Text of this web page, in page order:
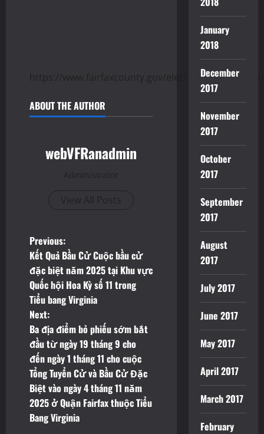
https://www.fairfaxcounty.gov/elections/sites/
ABOUT THE AUTHOR
webVFRanadmin
Administrator
View All Posts
P
o
s
t
n
a
v
i
Previous:
Kết Quả Bầu Cử Cuộc bầu cử
đặc biệt năm 2025 tại Khu vực
Quốc hội Hoa Kỳ số 11 trong
Tiểu bang Virginia
Next:
Ba địa điểm bỏ phiếu sớm bắt
đầu từ ngày 19 tháng 9 cho
đến ngày 1 tháng 11 cho cuộc
Tổng Tuyển Cử và Bầu Cử Đặc
Biệt vào ngày 4 tháng 11 năm
2025 ở Quận Fairfax thuộc Tiểu
Bang Virginia
January
2018
December
2017
November
2017
October
2017
September
2017
August
2017
July 2017
June 2017
May 2017
April 2017
March 2017
February